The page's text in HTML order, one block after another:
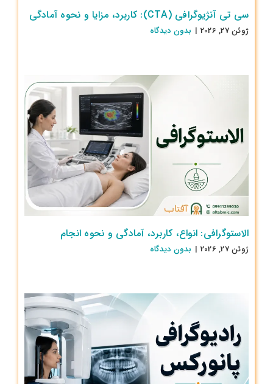
سی تی آنژیوگرافی (CTA): کاربرد، مزایا و نحوه آمادگی
ژوئن 27, 2026 | بدون ديدگاه
الاستوگرافی: انواع، کاربرد، آمادگی و نحوه انجام
ژوئن 27, 2026 | بدون ديدگاه